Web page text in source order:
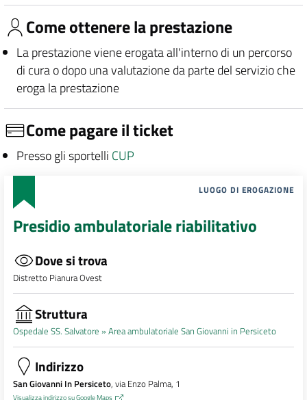
Come ottenere la prestazione
La prestazione viene erogata all'interno di un percorso
di cura o dopo una valutazione da parte del servizio che
eroga la prestazione
Come pagare il ticket
Presso gli sportelli CUP
LUOGO DI EROGAZIONE
Presidio ambulatoriale riabilitativo
Dove si trova
Distretto Pianura Ovest
Struttura
Ospedale SS. Salvatore »Area ambulatoriale San Giovanni in Persiceto
Indirizzo
San Giovanni In Persiceto, via Enzo Palma, 1
Visualizza indirizzo su Google Maps